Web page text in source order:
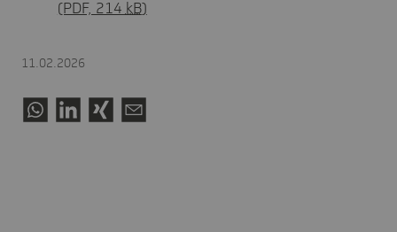
(PDF, 214 kB)
11.02.2026